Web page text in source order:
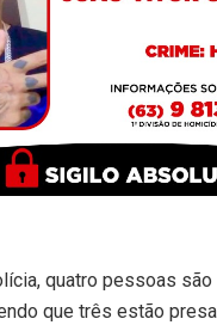
quatro pessoas
que três estão